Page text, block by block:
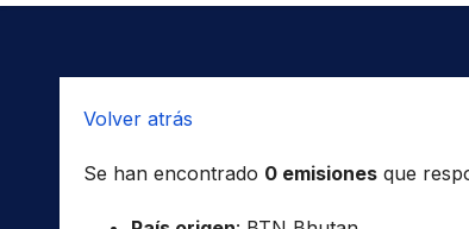
Volver atrás
Se han encontrado 0 emisiones que